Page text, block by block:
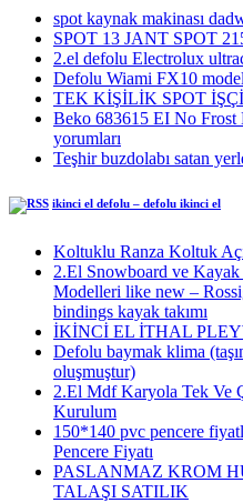
spot kaynak makinası
SPOT 13 JANT SPOT
2.el defolu Electrolux
Defolu Wiami FX10
TEK KİŞİLİK SPOT
Beko 683615 EI No Frost
yorumları
Teşhir buzdolabı satan
ikinci el defolu – defolu ikinci el
Koltuklu Ranza Koltuk
2.El Snowboard ve Kayak
Modelleri like new –
bindings kayak takımı
İKİNCİ EL İTHAL
Defolu baymak klima
oluşmuştur)
2.El Mdf Karyola Tek Ve
Kurulum
150*140 pvc pencere
Pencere Fiyatı
PASLANMAZ KROM
TALAŞI SATILIK